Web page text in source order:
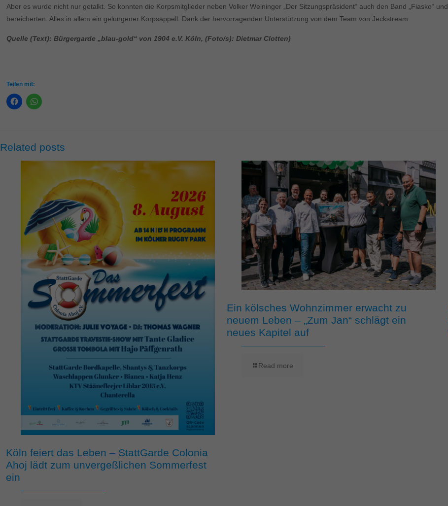
Aber es wurde nicht nur getalkt. So konnten die Korpsmitglieder neben Volker Weininger „Der Sitzungspräsident“ auch den Band „Fiasko“
bereicherten. Alles in allem ein gelungener Korpsappell. Dank der hervorragenden Unterstützung von dem Team von Jeckstream.
Quelle (Text): Bürgergarde „blau-gold“ von 1904 e.V. Köln, (Foto/s): Dietmar Clotten)
Teilen mit:
Related posts
Köln feiert das Leben – StattGarde Colonia
Ahoj lädt zum unvergeßlichen Sommerfest
ein
Ein kölsches Wohnzimmer erwacht zu
neuem Leben – „Zum Jan“ schlägt ein
neues Kapitel auf
Read more